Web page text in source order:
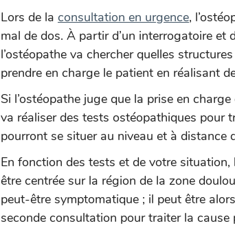
Lors de la consultation en urgence,
mal de dos. À partir d’un interrogatoire et
l’ostéopathe va chercher quelles
prendre en charge le patient en réalisant
Si l’ostéopathe juge que la prise en
va réaliser des tests ostéopathiques pour
pourront se situer au niveau et à distance
En fonction des tests et de votre situation,
être centrée sur la région de la zone
peut-être symptomatique ; il peut être
seconde consultation pour traiter la